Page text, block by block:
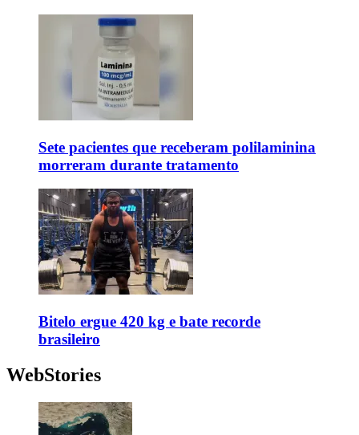
Sete pacientes que receberam polilaminina
morreram durante tratamento
Bitelo ergue 420 kg e bate recorde
brasileiro
WebStories